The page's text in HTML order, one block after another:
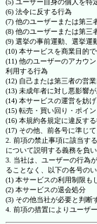
(5) ユーザー自身の個人を特
(6) 法令に反する行為
(7) 他のユーザーまたは第三
(8) 他のユーザーまたは第三
(9) 選挙の事前運動、選挙運
(10) 本サービスを商業目的
(11) 他のユーザーのアカウ
利用する行為
(12) 自己または第三者の営
(13) 未成年者に対し悪影響
(14) 本サービスの運営を妨
(15) 転売・買い回り・ポイ
(16) 本規約各規定に違反す
(17) その他、前各号に準じ
2. 前項の禁止事項に該当す
について説明する義務を負い
3. 当社は、ユーザーの行為
ることなく、以下の各号の
(1) 本サービスの利用制限も
(2) 本サービスの退会処分
(3) その他当社が必要と判断
4. 前項の措置によりユーザ